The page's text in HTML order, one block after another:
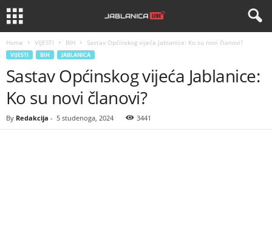
Home VIJESTI BIH Sastav Općinskog vijeća Jablanice: Ko su novi članovi?
VIJESTI BIH JABLANICA
Sastav Općinskog vijeća Jablanice:
Ko su novi članovi?
By Redakcija - 5 studenoga, 2024 3441